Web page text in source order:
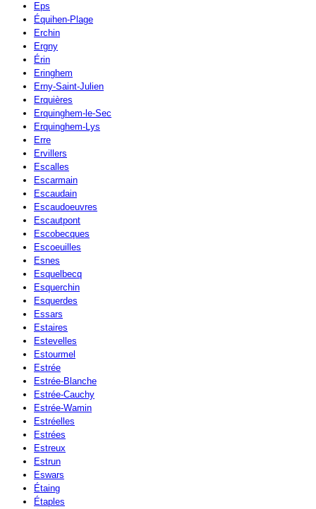
Eps
Équihen-Plage
Erchin
Ergny
Érin
Eringhem
Erny-Saint-Julien
Erquières
Erquinghem-le-Sec
Erquinghem-Lys
Erre
Ervillers
Escalles
Escarmain
Escaudain
Escaudoeuvres
Escautpont
Escobecques
Escoeuilles
Esnes
Esquelbecq
Esquerchin
Esquerdes
Essars
Estaires
Estevelles
Estourmel
Estrée
Estrée-Blanche
Estrée-Cauchy
Estrée-Wamin
Estréelles
Estrées
Estreux
Estrun
Eswars
Étaing
Étaples